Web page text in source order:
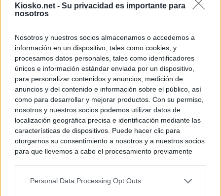
Kiosko.net - Su privacidad es importante para
nosotros
Nosotros y nuestros socios almacenamos o accedemos a
información en un dispositivo, tales como cookies, y
procesamos datos personales, tales como identificadores
únicos e información estándar enviada por un dispositivo,
para personalizar contenidos y anuncios, medición de
anuncios y del contenido e información sobre el público, así
como para desarrollar y mejorar productos. Con su permiso,
nosotros y nuestros socios podemos utilizar datos de
localización geográfica precisa e identificación mediante las
características de dispositivos. Puede hacer clic para
otorgarnos su consentimiento a nosotros y a nuestros socios
para que llevemos a cabo el procesamiento previamente
negar su consentimiento. Tenga en cuenta que algún
Personal Data Processing Opt Outs